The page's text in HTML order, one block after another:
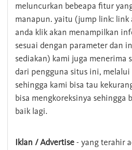
meluncurkan bebeapa fitur
manapun. yaitu (jump link: link
anda klik akan menampilkan
sesuai dengan parameter dan
sediakan) kami juga menerima
dari pengguna situs ini,
sehingga kami bisa tau
bisa mengkoreksinya sehingga
baik lagi.
Iklan / Advertise - yang terahir